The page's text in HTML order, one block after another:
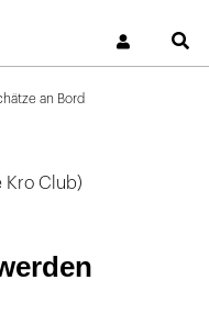
an Bord
Kro Club)